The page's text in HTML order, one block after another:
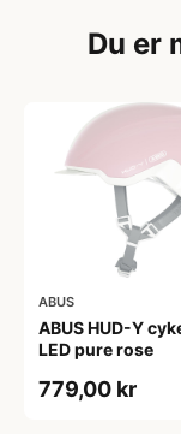
Du er
ABUS
ABUS HUD-Y
LED pure rose
779,00 kr